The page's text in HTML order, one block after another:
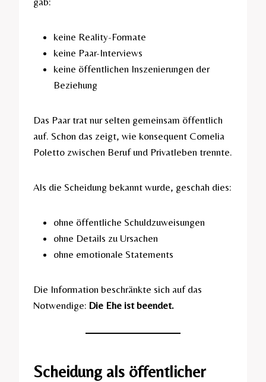
keine Reality-Formate
keine Paar-Interviews
keine öffentlichen Inszenierungen der
Beziehung
Das Paar trat nur selten gemeinsam öffentlich
auf. Schon das zeigt, wie konsequent Cornelia
Poletto zwischen Beruf und Privatleben trennte.
Als die Scheidung bekannt wurde, geschah dies:
ohne öffentliche Schuldzuweisungen
ohne Details zu Ursachen
ohne emotionale Statements
Die Information beschränkte sich auf das
Notwendige: Die Ehe ist beendet.
Scheidung als öffentlicher